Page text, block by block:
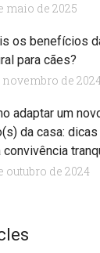
maio de 2025
os benefícios
para cães?
novembro de
adaptar um
da casa:
convivência
outubro de 2024